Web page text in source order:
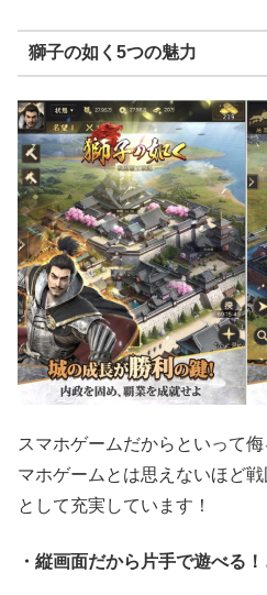
獅子の如く5つの魅力
スマホゲームだからといって
マホゲームとは思えないほど
として充実しています！
・縦画面だから片手で遊べる